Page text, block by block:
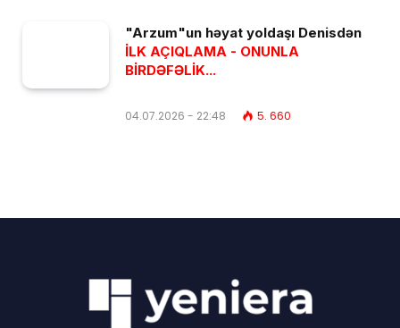
"Arzum"un həyat yoldaşı Denisdən
İLK AÇIQLAMA - ONUNLA
BİRDƏFƏLİK...
04.07.2026 - 22:48 5. 660